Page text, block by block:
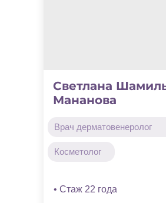
Врач дерматовенеролог
Косметолог
Светлана
Мананова
• Стаж 22 года